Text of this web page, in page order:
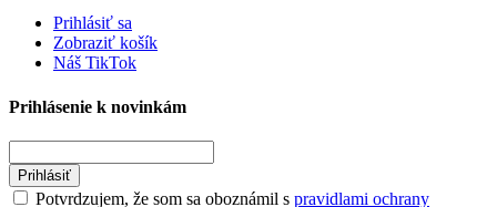
Prihlásiť sa
Zobraziť košík
Náš TikTok
Prihlásenie k novinkám
Prihlásiť
Potvrdzujem, že som sa oboznámil s pravidlami ochrany